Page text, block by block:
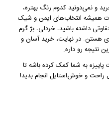
و نمی‌دونید کدوم رنگ بهتره،
همیشه انتخاب‌های ایمن و شیک
داشته باشید، خردلی، بژ گرم
هستن. در نهایت، خرید آسان و
نتیجه رو داره.
پاییزه به شما کمک کرده باشه تا
راحت و خوش‌استایل انجام بدید!